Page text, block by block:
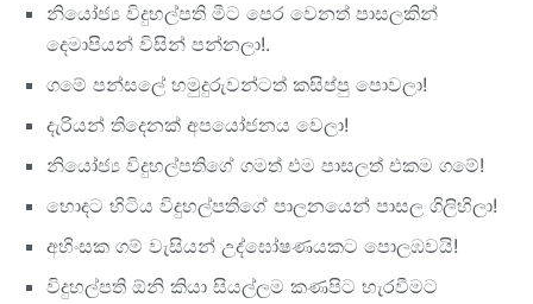
නියෝජ්‍ය විදුහල්පති මීට පෙර වෙනත් පාසලකින්
දෙමාපියන් විසින් පන්නලා!.
ගමේ පන්සලේ හමුදුරුවන්ටත් කසිප්පු පොවලා!
දැරියන් තිදෙනක් අපයෝජනය වෙලා!
නියෝජ්‍ය විදුහල්පතිගේ ගමත් එම පාසලත් එකම ගමේ!
හොදට හිටිය විදුහල්පතිගේ පාලනයෙන් පාසල ගිලිහිලා!
අහිංසක ගම් වැසියන් උද්ඝෝෂණයකට පොලඹවයි!
විදුහල්පති ඕනි කියා සියල්ලම කණපිට හැරවීමට